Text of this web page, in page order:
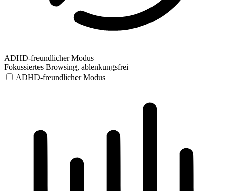
ADHD-freundlicher Modus
Fokussiertes Browsing, ablenkungsfrei
ADHD-freundlicher Modus